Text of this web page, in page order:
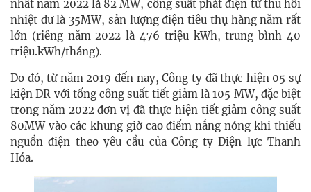
nhất năm 2022 là 82 MW, công suất phát điện từ thu hồi
nhiệt dư là 35MW, sản lượng điện tiêu thụ hàng năm rất
lớn (riêng năm 2022 là 476 triệu kWh, trung bình 40
triệu.kWh/tháng).
Do đó, từ năm 2019 đến nay, Công ty đã thực hiện 05 sự
kiện DR với tổng công suất tiết giảm là 105 MW, đặc biệt
trong năm 2022 đơn vị đã thực hiện tiết giảm công suất
80MW vào các khung giờ cao điểm nắng nóng khi thiếu
nguồn điện theo yêu cầu của Công ty Điện lực Thanh
Hóa.